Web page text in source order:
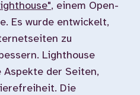
, einem Open-
Es wurde entwickelt,
zu
Lighthouse
der Seiten,
Die